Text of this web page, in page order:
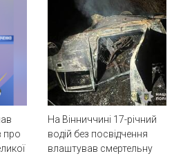
про
На Вінниччині 17-річний
водій без посвідчення
влаштував смертельну